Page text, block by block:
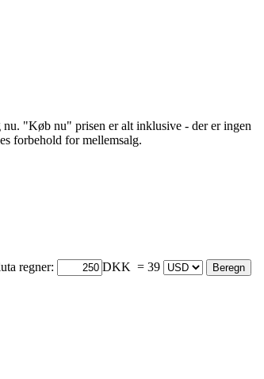
"Køb nu" prisen er alt inklusive - der er ingen
forbehold for mellemsalg.
regner: DKK = 39